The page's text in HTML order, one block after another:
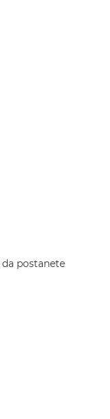
postanete